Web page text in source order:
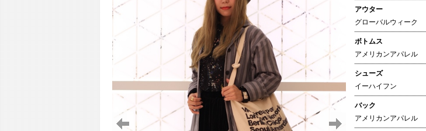
アウター
グローバルウィーク
ボトムス
アメリカンアパレル
シューズ
イーハイフン
バック
アメリカンアパレル